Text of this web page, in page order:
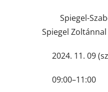
Spiegel-
Spiegel Zoltánnal
2024. 11. 09
09:00–11:00